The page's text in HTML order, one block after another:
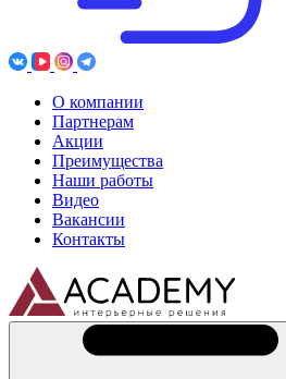
О компании
Партнерам
Акции
Преимущества
Наши работы
Видео
Вакансии
Контакты